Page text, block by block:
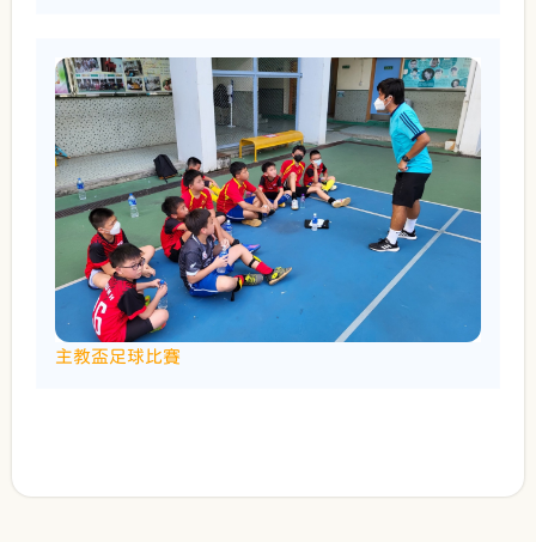
主教盃足球比賽